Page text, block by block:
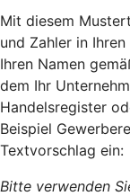
Mit diesem
und Zahler in
Ihren Namen
dem Ihr
Handelsregister
Beispiel
Textvorschlag ein:
Bitte verwenden